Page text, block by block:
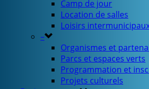
Camp de jour
Location de salles
Loisirs
–
Organismes et
Parcs et espaces verts
Programmation et
Projets culturels